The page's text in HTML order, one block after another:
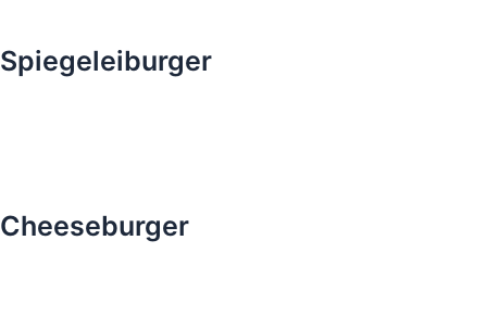
Spiegeleiburger
Cheeseburger